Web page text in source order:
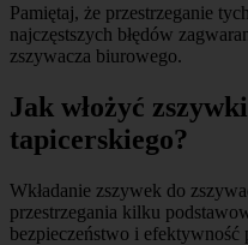
Pamiętaj, że przestrzeganie
najczęstszych błędów
zszywacza biurowego.
Jak włożyć
tapicerskiego?
Wkładanie zszywek do
przestrzegania kilku
bezpieczeństwo i efektywność